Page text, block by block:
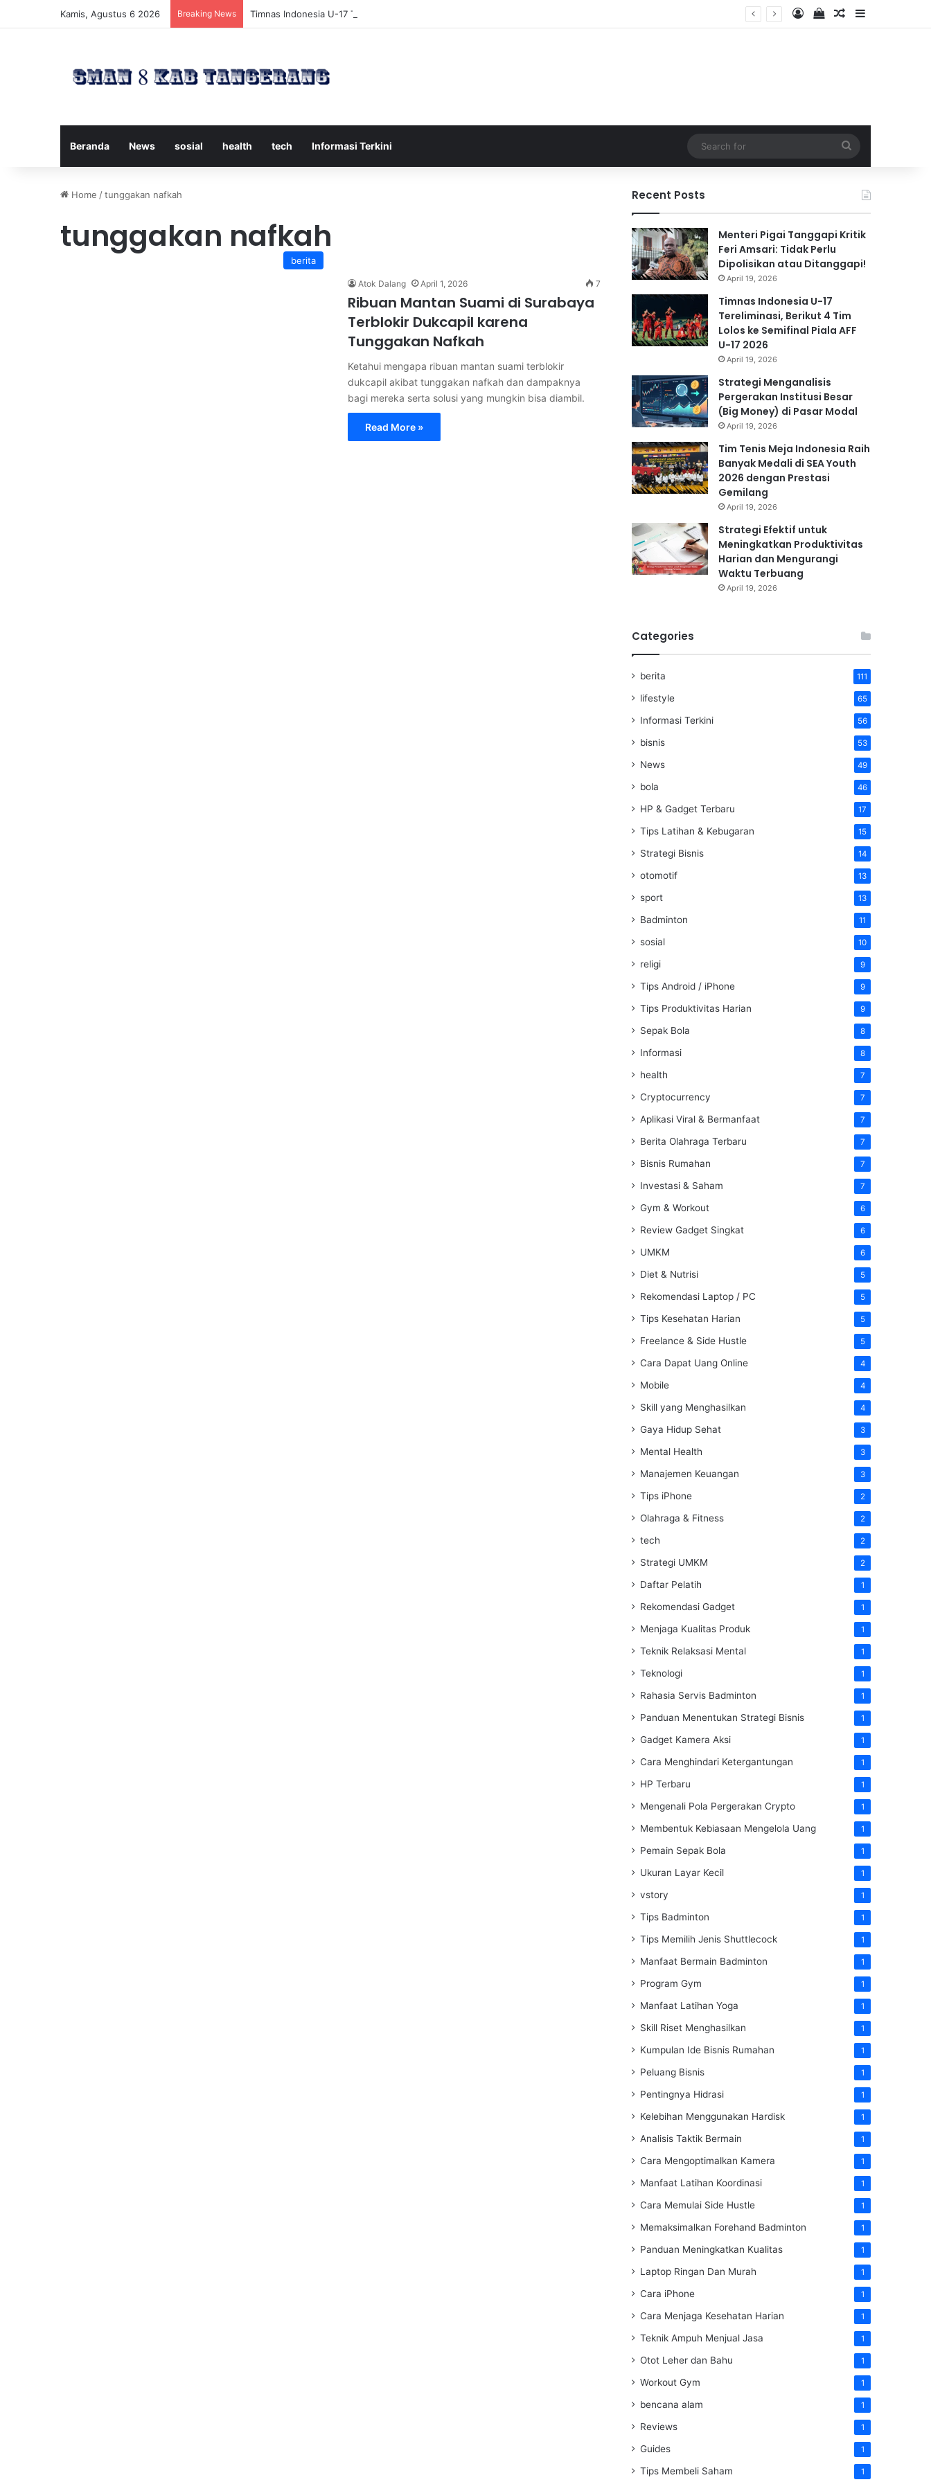
Kamis, Agustus 6 2026 Breaking News Timnas Indonesia U-17 Tereliminasi, Berikut 4 Tim Lolos ke Semifinal Piala AFF U-17 2026 Log InView your
Random Article
Sidebar
Beranda News sosial health tech Informasi Terkini
for
Home /tunggakan nafkah
tunggakan nafkah
berita
Atok Dalang April 1, 2026 7
Ribuan Mantan Suami di Surabaya
Terblokir Dukcapil karena
Tunggakan Nafkah
Ketahui mengapa ribuan mantan suami terblokir
dukcapil akibat tunggakan nafkah dan dampaknya
bagi mereka serta solusi yang mungkin bisa diambil.
Read More »
Recent Posts
Menteri Pigai Tanggapi Kritik
Feri Amsari: Tidak Perlu
Dipolisikan atau Ditanggapi!
April 19, 2026
Timnas Indonesia U-17
Tereliminasi, Berikut 4 Tim
Lolos ke Semifinal Piala AFF
U-17 2026
April 19, 2026
Strategi Menganalisis
Pergerakan Institusi Besar
(Big Money) di Pasar Modal
April 19, 2026
Tim Tenis Meja Indonesia Raih
Banyak Medali di SEA Youth
2026 dengan Prestasi
Gemilang
April 19, 2026
Strategi Efektif untuk
Meningkatkan Produktivitas
Harian dan Mengurangi
Waktu Terbuang
April 19, 2026
Categories
berita 111
lifestyle 65
Informasi Terkini 56
bisnis 53
News 49
bola 46
HP & Gadget Terbaru 17
Tips Latihan & Kebugaran 15
Strategi Bisnis 14
otomotif 13
sport 13
Badminton 11
sosial 10
religi 9
Tips Android / iPhone 9
Tips Produktivitas Harian 9
Sepak Bola 8
Informasi 8
health 7
Cryptocurrency 7
Aplikasi Viral & Bermanfaat 7
Berita Olahraga Terbaru 7
Bisnis Rumahan 7
Investasi & Saham 7
Gym & Workout 6
Review Gadget Singkat 6
UMKM 6
Diet & Nutrisi 5
Rekomendasi Laptop / PC 5
Tips Kesehatan Harian 5
Freelance & Side Hustle 5
Cara Dapat Uang Online 4
Mobile 4
Skill yang Menghasilkan 4
Gaya Hidup Sehat 3
Mental Health 3
Manajemen Keuangan 3
Tips iPhone 2
Olahraga & Fitness 2
tech 2
Strategi UMKM 2
Daftar Pelatih 1
Rekomendasi Gadget 1
Menjaga Kualitas Produk 1
Teknik Relaksasi Mental 1
Teknologi 1
Rahasia Servis Badminton 1
Panduan Menentukan Strategi Bisnis 1
Gadget Kamera Aksi 1
Cara Menghindari Ketergantungan 1
HP Terbaru 1
Mengenali Pola Pergerakan Crypto 1
Membentuk Kebiasaan Mengelola Uang 1
Pemain Sepak Bola 1
Ukuran Layar Kecil 1
vstory 1
Tips Badminton 1
Tips Memilih Jenis Shuttlecock 1
Manfaat Bermain Badminton 1
Program Gym 1
Manfaat Latihan Yoga 1
Skill Riset Menghasilkan 1
Kumpulan Ide Bisnis Rumahan 1
Peluang Bisnis 1
Pentingnya Hidrasi 1
Kelebihan Menggunakan Hardisk 1
Analisis Taktik Bermain 1
Cara Mengoptimalkan Kamera 1
Manfaat Latihan Koordinasi 1
Cara Memulai Side Hustle 1
Memaksimalkan Forehand Badminton 1
Panduan Meningkatkan Kualitas 1
Laptop Ringan Dan Murah 1
Cara iPhone 1
Cara Menjaga Kesehatan Harian 1
Teknik Ampuh Menjual Jasa 1
Otot Leher dan Bahu 1
Workout Gym 1
bencana alam 1
Reviews 1
Guides 1
Tips Membeli Saham 1